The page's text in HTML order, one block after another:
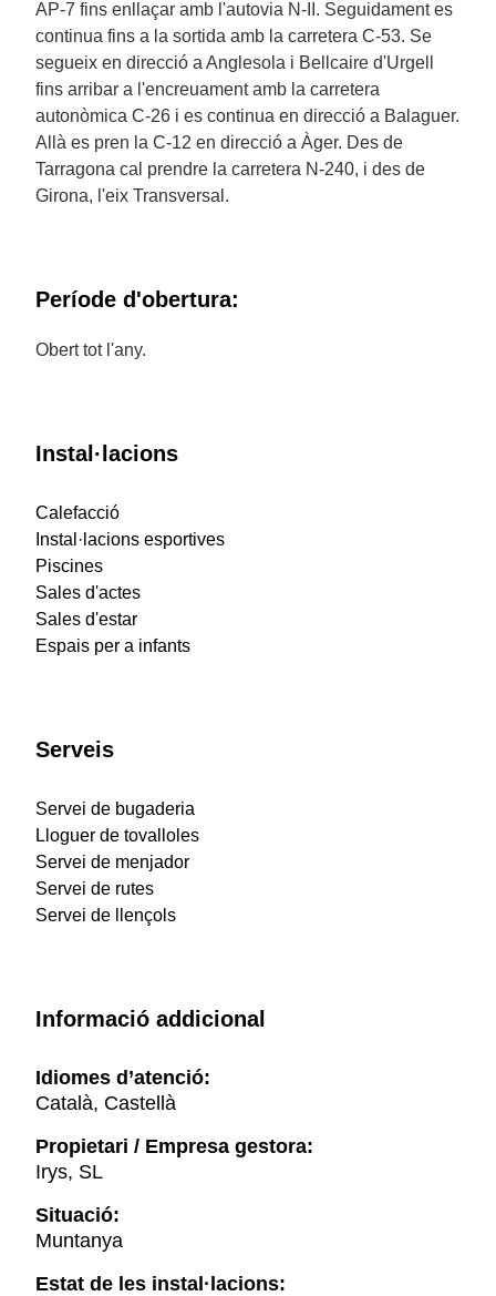
AP-7 fins enllaçar amb l'autovia N-II. Seguidament es
continua fins a la sortida amb la carretera C-53. Se
segueix en direcció a Anglesola i Bellcaire d'Urgell
fins arribar a l'encreuament amb la carretera
autonòmica C-26 i es continua en direcció a Balaguer.
Allà es pren la C-12 en direcció a Àger. Des de
Tarragona cal prendre la carretera N-240, i des de
Girona, l'eix Transversal.
Període d'obertura:
Obert tot l'any.
Instal·lacions
Calefacció
Instal·lacions esportives
Piscines
Sales d'actes
Sales d'estar
Espais per a infants
Serveis
Servei de bugaderia
Lloguer de tovalloles
Servei de menjador
Servei de rutes
Servei de llençols
Informació addicional
Idiomes d’atenció:
Català, Castellà
Propietari / Empresa gestora:
Irys, SL
Situació:
Muntanya
Estat de les instal·lacions: